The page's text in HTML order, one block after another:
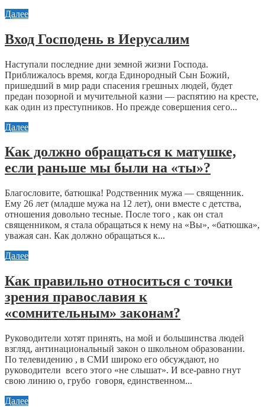
Далее
Вход Господень в Иерусалим
Наступали последние дни земной жизни Господа.
Приближалось время, когда Единородный Сын Божий,
пришедший в мир ради спасения грешных людей, будет
предан позорной и мучительной казни — распятию на кресте,
как один из преступников. Но прежде совершения сего...
Далее
Как должно обращаться к матушке,
если раньше мы были на «ты»?
Благословите, батюшка! Родственник мужа — священник.
Ему 26 лет (младше мужа на 12 лет), они вместе с детства,
отношения довольно тесные. После того , как он стал
священником, я стала обращаться к нему на «Вы», «батюшка»,
уважая сан. Как должно обращаться к...
Далее
Как правильно относиться с точки
зрения православия к
«сомнительным» законам?
Руководители хотят принять, на мой и большинства людей
взгляд, антинациональный закон о школьном образовании.
По телевидению , в СМИ широко его обсуждают, но
руководители всего этого «не слышат». И все-равно гнут
свою линию о, грубо говоря, единственном...
Далее